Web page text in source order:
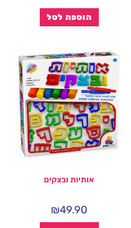
הוספה לסל
אותיות ובצקים
₪49.90